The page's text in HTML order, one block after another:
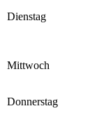
Dienstag
Mittwoch
Donnerstag